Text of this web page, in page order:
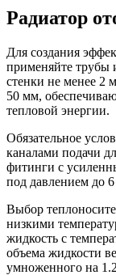
Радиатор
Для создания
применяйте трубы
стенки не менее
50 мм,
тепловой энергии.
Обязательное
каналами подачи
фитинги с
под давлением до
Выбор
низкими
жидкость с
объема жидкости
умноженного на 1.2